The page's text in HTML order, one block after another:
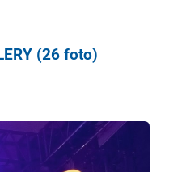
(26 foto)